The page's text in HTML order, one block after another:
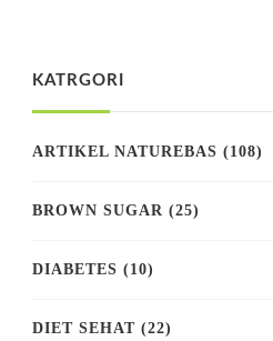
KATRGORI
ARTIKEL NATUREBAS (108)
BROWN SUGAR (25)
DIABETES (10)
DIET SEHAT (22)